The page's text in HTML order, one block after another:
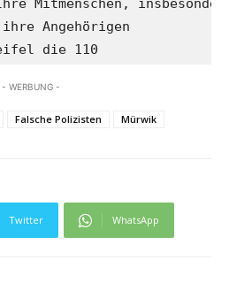
Mitmenschen,
Angehörigen
die 110
- WERBUNG -
Falsche Polizisten Mürwik
Twitter WhatsApp